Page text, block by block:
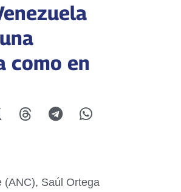
como en
(ANC), Saúl Ortega